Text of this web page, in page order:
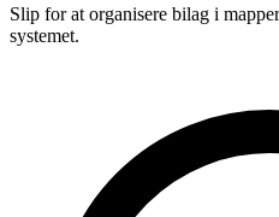
Slip for at organisere bilag i
systemet.